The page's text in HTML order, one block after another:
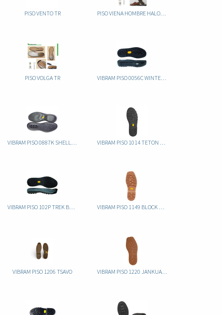
PISO VENTO TR PISO VIENA HOMBRE HALOGENADO
PISO VOLGA TR VIBRAM PISO 0056C WINTERCITY CAUCHO
VIBRAM PISO 0887K SHELL CAUCHO VIBRAM PISO 1014 TETON CAUCHO
VIBRAM PISO 102P TREK BUFF CAUCHO VIBRAM PISO 1149 BLOCK CAUCHO
VIBRAM PISO 1206 TSAVO VIBRAM PISO 1220 JANKUAT CAUCHO